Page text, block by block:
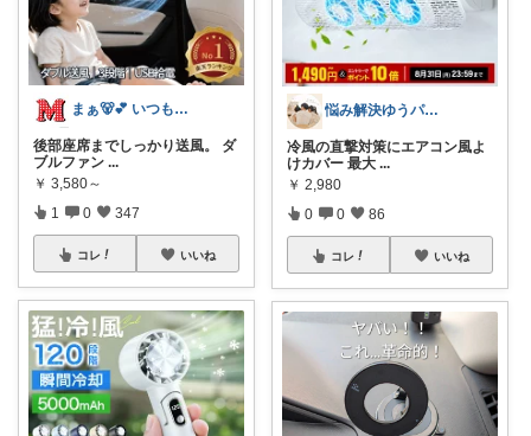
まぁ🐻💕 いつもありがとう💓
後部座席までしっかり送風。 ダ
ブルファン ...
￥ 3,580～
1 0 347
コレ いいね
悩み解決ゆうパパroom
冷風の直撃対策にエアコン風よ
けカバー 最大 ...
￥ 2,980
0 0 86
コレ いいね